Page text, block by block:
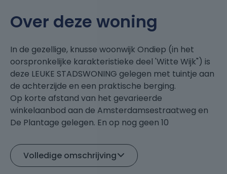
Over deze woning
In de gezellige, knusse woonwijk Ondiep (in het
oorspronkelijke karakteristieke deel 'Witte Wijk") is
deze LEUKE STADSWONING gelegen met tuintje aan
de achterzijde en een praktische berging.
Op korte afstand van het gevarieerde
winkelaanbod aan de Amsterdamsestraatweg en
De Plantage gelegen. En op nog geen 10
stadscentrum evenals Utrecht centraal en station
Zuilen. Verder zit je zo in de groene omgeving,
Volledige omschrijving